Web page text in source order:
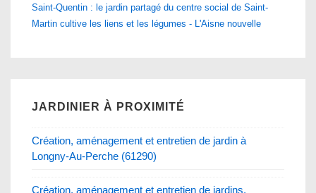
Saint-Quentin : le jardin partagé du centre social de Saint-
Martin cultive les liens et les légumes - L'Aisne nouvelle
JARDINIER À PROXIMITÉ
Création, aménagement et entretien de jardin à
Longny-Au-Perche (61290)
Création, aménagement et entretien de jardins,